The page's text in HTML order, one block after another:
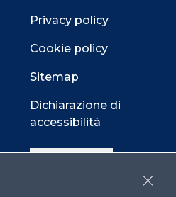
Privacy policy
Cookie policy
Sitemap
Dichiarazione di
accessibilità
Cookie Center